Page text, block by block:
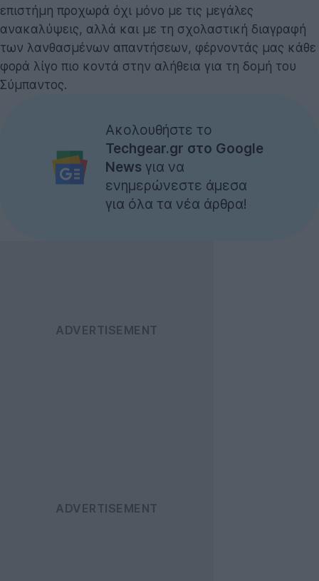
επιστήμη προχωρά όχι μόνο με τις μεγάλες
ανακαλύψεις, αλλά και με τη σχολαστική διαγραφή
των λανθασμένων απαντήσεων, φέρνοντάς μας κάθε
φορά λίγο πιο κοντά στην αλήθεια για τη δομή του
Σύμπαντος.
Ακολουθήστε το
Techgear.gr στο Google
News για να
ενημερώνεστε άμεσα
για όλα τα νέα άρθρα!